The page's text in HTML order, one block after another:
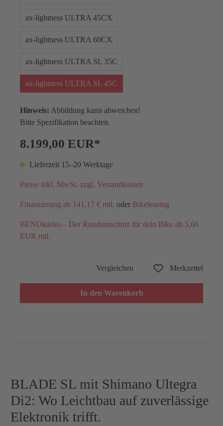
ax-lightness ULTRA 45CX
ax-lightness ULTRA 60CX
ax-lightness ULTRA SL 35C
ax-lightness ULTRA SL 45C
Hinweis: Abbildung kann abweichen!
Bitte Spezifikation beachten.
8.199,00 EUR*
Lieferzeit 15–20 Werktage
Preise inkl. MwSt. zzgl. Versandkosten
Finanzierung ab 141,17 € mtl. oder Bikeleasing
BENOkasko – Der Rundumschutz für dein Bike ab 5,66
EUR mtl.
Vergleichen Merkzettel
In den Warenkorb
BLADE SL mit Shimano Ultegra
Di2: Wo Leichtbau auf zuverlässige
Elektronik trifft.